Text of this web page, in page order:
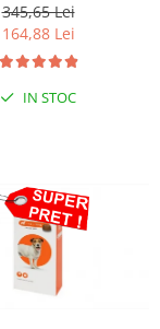
345,65 Lei
164,88 Lei
IN STOC